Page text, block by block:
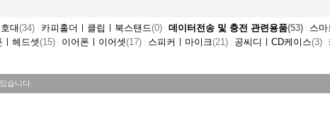
대 (34) : 카피홀더ㅣ클립ㅣ북스탠드(0) : 데이터전송 및 충전 관련용품(53) : 스
ㅣ헤드셋 (15) : 이어폰ㅣ이어셋 (17) : 스피커ㅣ마이크(21) : 공씨디ㅣCD케이스(3) :
습니다.